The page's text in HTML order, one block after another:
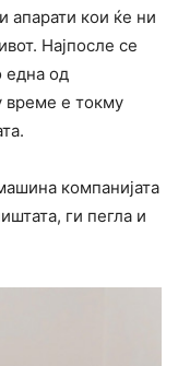
апарати кои ќе ни
Најпосле се
една од
време е токму
компанијата
ги пегла и